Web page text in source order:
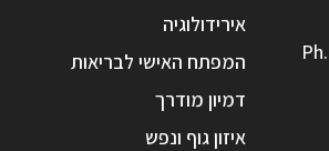
אירידולוגיה
המפתח האישי לבריאות
דמיון מודרך
איזון גוף ונפש